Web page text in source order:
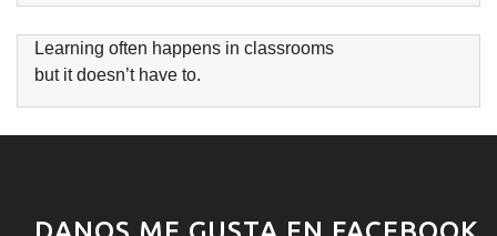
Learning often happens in classrooms
but it doesn’t have to.